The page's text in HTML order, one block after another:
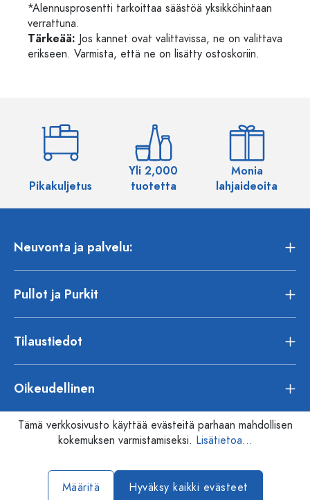
*Alennusprosentti tarkoittaa säästöä yksikköhintaan
verrattuna.
Tärkeää: Jos kannet ovat valittavissa, ne on valittava
erikseen. Varmista, että ne on lisätty ostoskoriin.
Pikakuljetus
Yli 2,000
tuotetta
Monia
lahjaideoita
Neuvonta ja palvelu:
Pullot ja Purkit
Tilaustiedot
Oikeudellinen
Tämä verkkosivusto käyttää evästeitä parhaan mahdollisen
kokemuksen varmistamiseksi. Lisätietoa...
Määritä Hyväksy kaikki evästeet